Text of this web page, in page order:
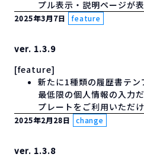
プル表示・説明ページが
2025年3月7日 feature
ver. 1.3.9
[feature]
新たに1種類の履歴書テン
最低限の個人情報の入力
プレートをご利用いただけ
2025年2月28日 change
ver. 1.3.8